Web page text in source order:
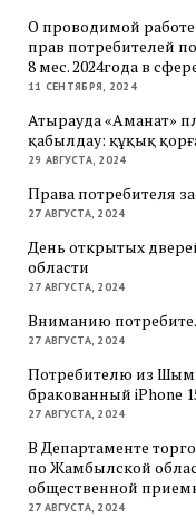
О проводимой
прав потребителей
8 мес. 2024года в
11 СЕНТЯБРЯ, 2024
Атырауда «Аманат»
қабылдау: құқық
29 АВГУСТА, 2024
Права потребителя
27 АВГУСТА, 2024
День открытых
области
27 АВГУСТА, 2024
Вниманию
27 АВГУСТА, 2024
Потребителю из
бракованный iPhone
27 АВГУСТА, 2024
В Департаменте
по Жамбылской
общественной
27 АВГУСТА, 2024